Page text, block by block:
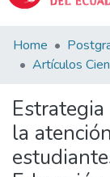
Communities
&
All of DSpace
Statistics
Home
Artículos
la